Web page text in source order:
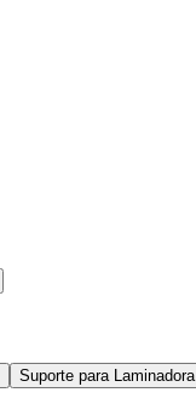
Suporte para Laminadora